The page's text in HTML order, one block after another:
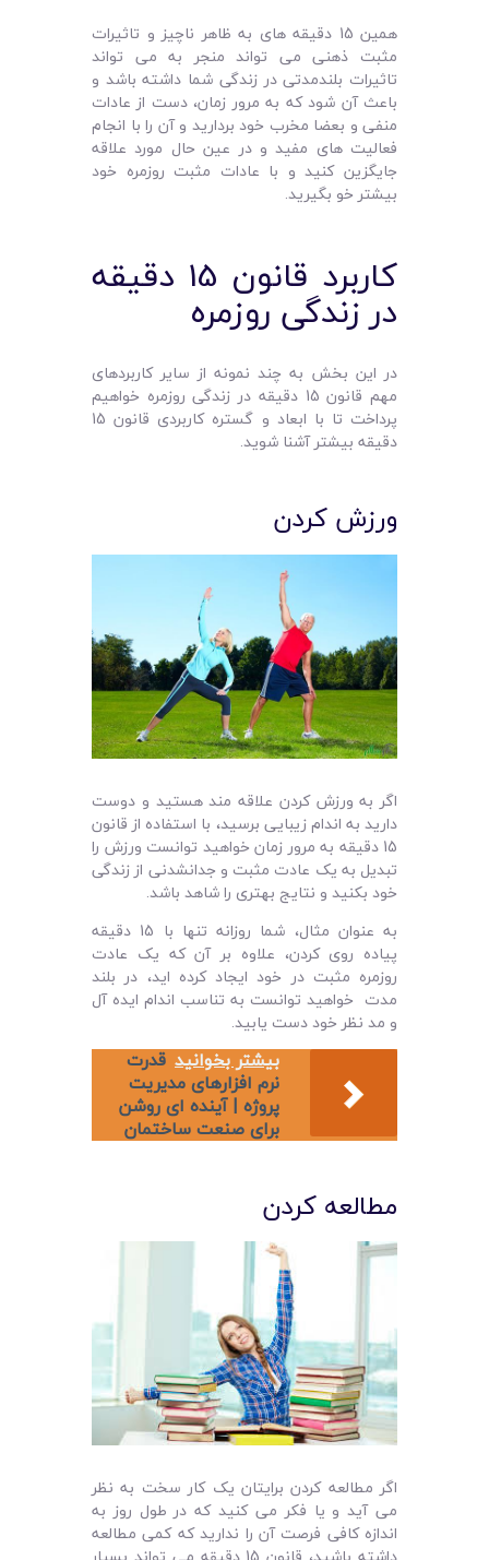
همین 15 دقیقه های به ظاهر ناچیز و تاثیرات
مثبت ذهنی می تواند منجر به می تواند
تاثیرات بلندمدتی در زندگی شما داشته باشد و
باعث آن شود که به مرور زمان، دست از عادات
منفی و بعضا مخرب خود بردارید و آن را با انجام
فعالیت های مفید و در عین حال مورد علاقه
جایگزین کنید و با عادات مثبت روزمره خود
بیشتر خو بگیرید.
کاربرد قانون 15 دقیقه
در زندگی روزمره
در این بخش به چند نمونه از سایر کاربردهای
مهم قانون 15 دقیقه در زندگی روزمره خواهیم
پرداخت تا با ابعاد و گستره کاربردی قانون 15
دقیقه بیشتر آشنا شوید.
ورزش کردن
اگر به ورزش کردن علاقه مند هستید و دوست
دارید به اندام زیبایی برسید، با استفاده از قانون
15 دقیقه به مرور زمان خواهید توانست ورزش را
تبدیل به یک عادت مثبت و جدانشدنی از زندگی
خود بکنید و نتایج بهتری را شاهد باشد.
به عنوان مثال، شما روزانه تنها با 15 دقیقه
پیاده روی کردن، علاوه بر آن که یک عادت
روزمره مثبت در خود ایجاد کرده اید، در بلند
مدت خواهید توانست به تناسب اندام ایده آل
و مد نظر خود دست یابید.
بیشتر بخوانید قدرت
نرم افزارهای مدیریت
پروژه | آینده ای روشن
برای صنعت ساختمان
مطالعه کردن
اگر مطالعه کردن برایتان یک کار سخت به نظر
می آید و یا فکر می کنید که در طول روز به
اندازه کافی فرصت آن را ندارید که کمی مطالعه